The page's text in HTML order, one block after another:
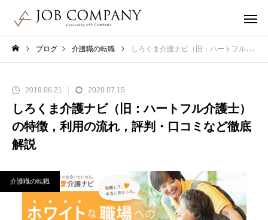
ブログ 介護職の転職 しろくま介護ナビ（旧：ハートフル介護士）の特徴，利用の流れ，評判・口コミなど徹底解説
2019.06.21 2020.07.15
しろくま介護ナビ（旧：ハートフル介護士）
の特徴，利用の流れ，評判・口コミなど徹底
解説
介護職の転職